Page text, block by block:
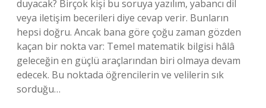
duyacak? Birçok kişi bu soruya yazılım, yabancı dil
veya iletişim becerileri diye cevap verir. Bunların
hepsi doğru. Ancak bana göre çoğu zaman gözden
kaçan bir nokta var: Temel matematik bilgisi hâlâ
geleceğin en güçlü araçlarından biri olmaya devam
edecek. Bu noktada öğrencilerin ve velilerin sık
sorduğu…